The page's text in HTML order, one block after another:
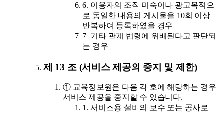
6. 이용자의 조작 미숙이나 광고목적으
로 동일한 내용의 게시물을 10회 이상
반복하여 등록하였을 경우
7. 기타 관계 법령에 위배된다고 판단되
는 경우
제 13 조 (서비스 제공의 중지 및 제한)
① 교육정보원은 다음 각 호에 해당하는 경우
서비스 제공을 중지할 수 있습니다.
1. 서비스용 설비의 보수 또는 공사로